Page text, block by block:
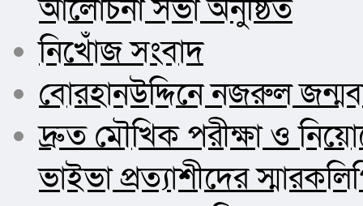
আলোচনা সভা অনুষ্ঠিত
নিখোঁজ সংবাদ
বোরহানউদ্দিনে নজরুল
দ্রুত মৌখিক পরীক্ষা ও
ভাইভা প্রত্যাশীদের